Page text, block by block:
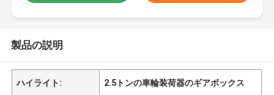
製品の説明
ハイライト: 2.5トンの車輪装荷器のギアボックス